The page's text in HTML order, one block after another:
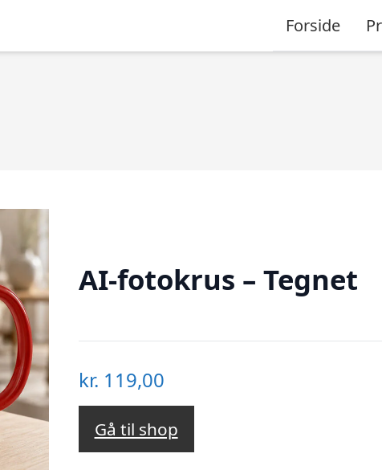
Forside
AI-fotokrus – Tegnet
kr. 119,00
Gå til shop